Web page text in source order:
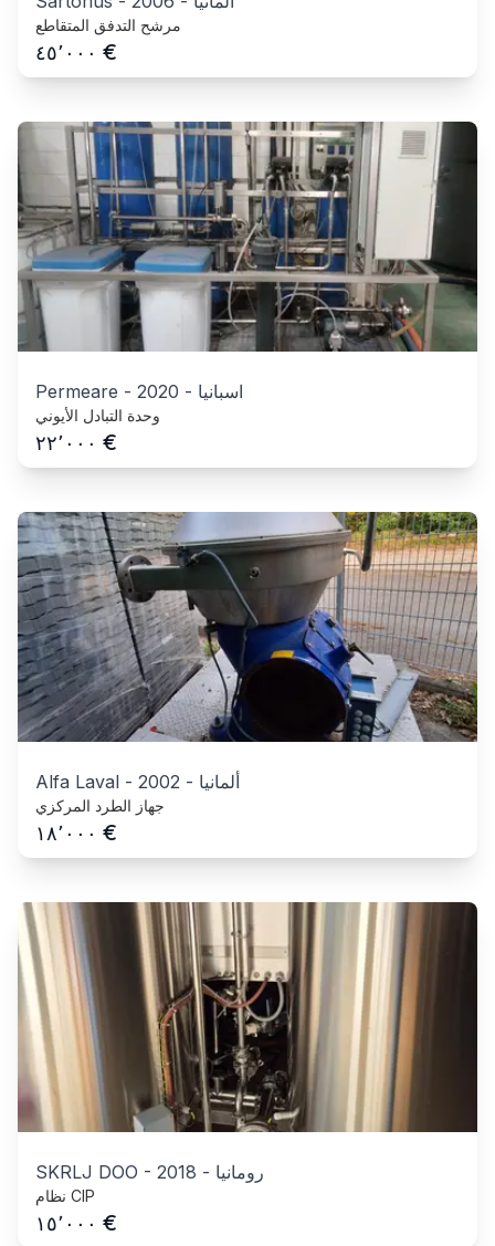
مرشح التدفق المتقاطع
٤٥٬٠٠٠ €
Permeare - 2020 - اسبانيا
وحدة التبادل الأيوني
٢٢٬٠٠٠ €
Alfa Laval - 2002 - ألمانيا
جهاز الطرد المركزي
١٨٬٠٠٠ €
SKRLJ DOO - 2018 - رومانيا
نظام CIP
١٥٬٠٠٠ €